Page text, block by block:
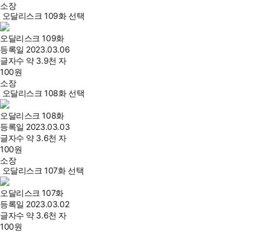
소장
오달리스크 109화 선택
오달리스크 109화
등록일 2023.03.06
글자수 약 3.9천 자
100원
소장
오달리스크 108화 선택
오달리스크 108화
등록일 2023.03.03
글자수 약 3.6천 자
100원
소장
오달리스크 107화 선택
오달리스크 107화
등록일 2023.03.02
글자수 약 3.6천 자
100원